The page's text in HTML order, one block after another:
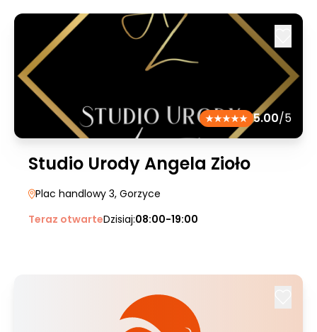
5.00/5
Studio Urody Angela Zioło
Plac handlowy 3, Gorzyce
Teraz otwarteDzisiaj:08:00-19:00